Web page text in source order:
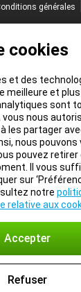
générales
cookies
et des
meilleure et
sont
nous
les partager
nous pouvons
pouvez retirer
Il vous
sur
notre
relative aux
Accepter
Refuser